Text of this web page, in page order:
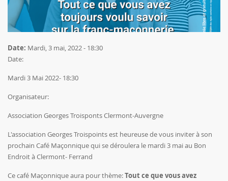
Date: Mardi, 3 mai, 2022 - 18:30
Date:
Mardi 3 Mai 2022- 18:30
Organisateur:
Association Georges Troisponts Clermont-Auvergne
L'association Georges Troispoints est heureuse de vous inviter à son
prochain Café Maçonnique qui se déroulera le mardi 3 mai au Bon
Endroit à Clermont- Ferrand
Ce café Maçonnique aura pour thème:Tout ce que vous avez